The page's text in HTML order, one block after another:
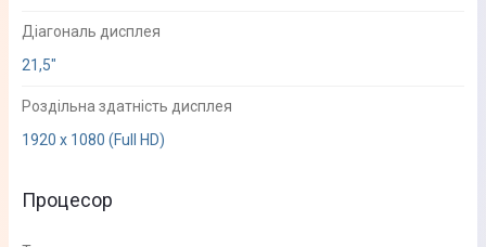
Діагональ дисплея
21,5"
Роздільна здатність дисплея
1920 х 1080 (Full HD)
Процесор